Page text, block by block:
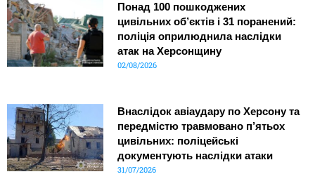
Понад 100 пошкоджених
цивільних об’єктів і 31 поранений:
поліція оприлюднила наслідки
атак на Херсонщину
02/08/2026
Внаслідок авіаудару по Херсону та
передмістю травмовано п’ятьох
цивільних: поліцейські
документують наслідки атаки
31/07/2026